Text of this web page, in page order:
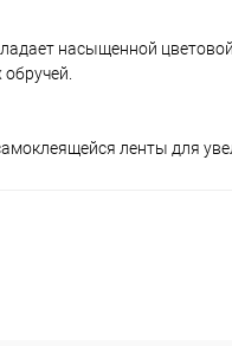
насыщенной
ленты для